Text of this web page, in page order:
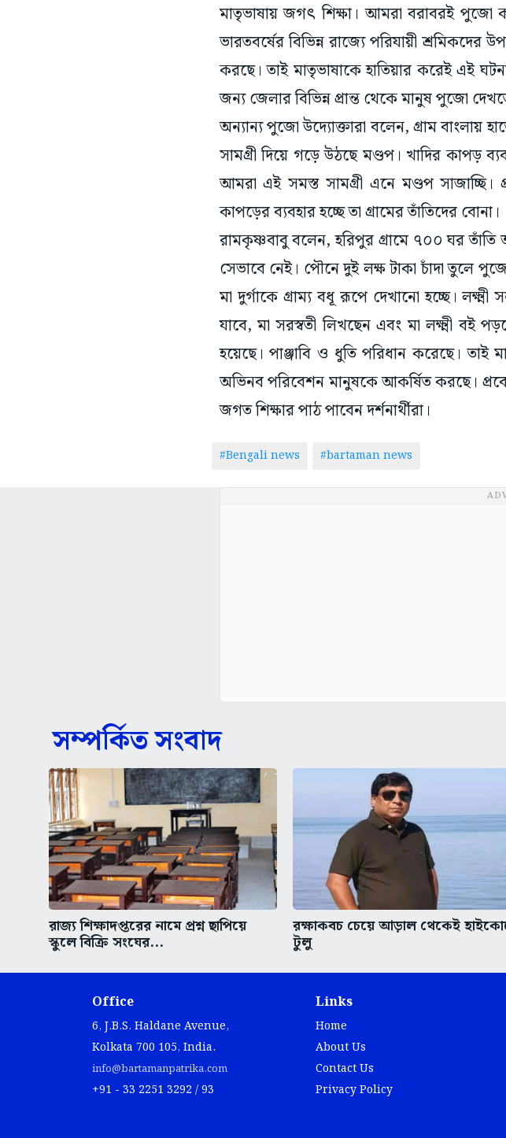
মাতৃভাষায় জগৎ শিক্ষা। আমরা বরাবরই পুজো
ভারতবর্ষের বিভিন্ন রাজ্যে পরিযায়ী
করছে। তাই মাতৃভাষাকে হাতিয়ার করেই এই
জন্য জেলার বিভিন্ন প্রান্ত থেকে মানুষ পুজো
অন্যান্য পুজো উদ্যোক্তারা বলেন, গ্রাম বাংলায়
সামগ্রী দিয়ে গড়ে উঠছে মণ্ডপ। খাদির কাপড়
আমরা এই সমস্ত সামগ্রী এনে মণ্ডপ
কাপড়ের ব্যবহার হচ্ছে তা গ্রামের তাঁতিদের বোনা।
রামকৃষ্ণবাবু বলেন, হরিপুর গ্রামে ৭০০ ঘর
সেভাবে নেই। পৌনে দুই লক্ষ টাকা চাঁদা তুলে
মা দুর্গাকে গ্রাম্য বধূ রূপে দেখানো হচ্ছে।
যাবে, মা সরস্বতী লিখছেন এবং মা লক্ষ্মী বই
হয়েছে। পাঞ্জাবি ও ধুতি পরিধান করেছে। তাই
অভিনব পরিবেশন মানুষকে আকর্ষিত করছে।
জগত শিক্ষার পাঠ পাবেন দর্শনার্থীরা।
#Bengali news #bartaman news
সম্পর্কিত সংবাদ
রাজ্য শিক্ষাদপ্তরের নামে প্রশ্ন ছাপিয়ে
স্কুলে বিক্রি সংঘের...
রক্ষাকবচ চেয়ে আড়াল থেকেই
টুলু
Office
6, J.B.S. Haldane Avenue,
Kolkata 700 105, India.
info@bartamanpatrika.com
+91 - 33 2251 3292 / 93
Links
Home
About Us
Contact Us
Privacy Policy